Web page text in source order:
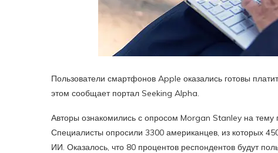
Пользователи смартфонов Apple оказались готовы
этом сообщает портал Seeking Alpha.
Авторы ознакомились с опросом Morgan Stanley на тему
Специалисты опросили 3300 американцев, из которых
ИИ. Оказалось, что 80 процентов респондентов будут